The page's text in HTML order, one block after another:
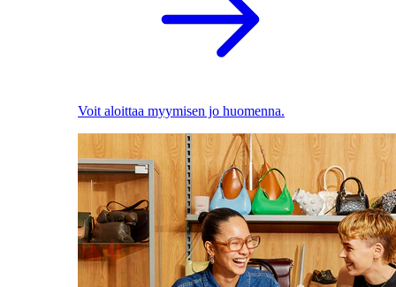
Voit aloittaa myymisen jo huomenna.